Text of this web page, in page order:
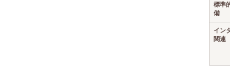
標準
備
イン
関連